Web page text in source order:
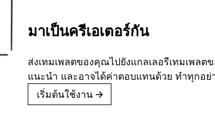
มาเป็นครีเอเตอร์กัน
ส่งเทมเพลตของคุณไปยังแกลเลอรีเทมเพลต
แนะนำ และอาจได้ค่าตอบแทนด้วย ทำทุกอย่
เริ่มต้นใช้งาน →